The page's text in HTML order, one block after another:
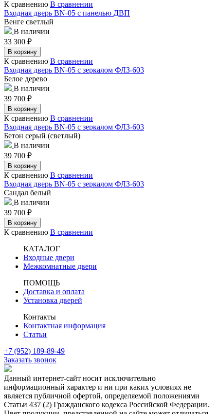
К сравнению В сравнении
Входная дверь BN-05 с панелью ДВП
Венге светлый
В наличии
33 300 ₽
В корзину
К сравнению В сравнении
Входная дверь BN-05 с зеркалом ФЛЗ-603
Белое дерево
В наличии
39 700 ₽
В корзину
К сравнению В сравнении
Входная дверь BN-05 с зеркалом ФЛЗ-603
Бетон серый (светлый)
В наличии
39 700 ₽
В корзину
К сравнению В сравнении
Входная дверь BN-05 с зеркалом ФЛЗ-603
Сандал белый
В наличии
39 700 ₽
В корзину
К сравнению В сравнении
КАТАЛОГ
Входные двери
Межкомнатные двери
ПОМОЩЬ
Доставка и оплата
Установка дверей
Контакты
Контактная информация
Статьи
+7 (952) 189-89-49
Заказать звонок
Данный интернет-сайт носит исключительно
информационный характер и ни при каких условиях не
является публичной офертой, определяемой положениями
Статьи 437 (2) Гражданского кодекса Российской Федерации.